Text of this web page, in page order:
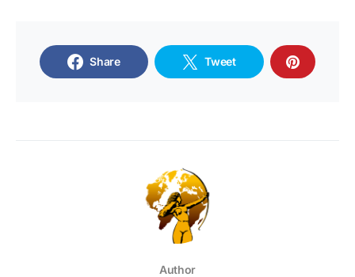
Share Tweet
Author